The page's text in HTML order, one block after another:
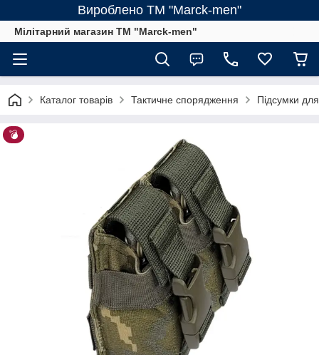
Вироблено ТМ "Marck-men"
Мілітарний магазин ТМ "Marck-men"
Каталог товарів Тактичне спорядження Підсумки
💣